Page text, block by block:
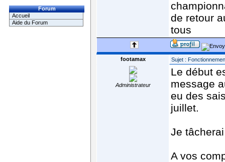
Forum
Accueil
Aide du Forum
de retour
tous
footamax Sujet :
Administrateur
Le début
message
eu des
juillet.
Je
A vos